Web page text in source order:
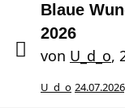
Blaue
2026
von U_d_o,
U_d_o